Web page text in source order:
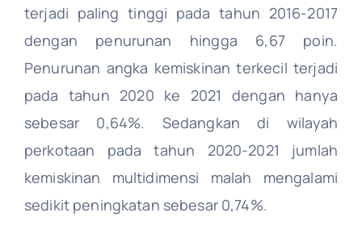
Kepulauan Riau
DKI Jakarta
Jawa Barat
Jawa Tengah
terjadi paling tinggi pada tahun 2016-2017
dengan penurunan hingga 6,67 poin.
Penurunan angka kemiskinan terkecil terjadi
pada tahun 2020 ke 2021 dengan hanya
sebesar 0,64%. Sedangkan di wilayah
perkotaan pada tahun 2020-2021 jumlah
kemiskinan multidimensi malah mengalami
sedikit peningkatan sebesar 0,74%.